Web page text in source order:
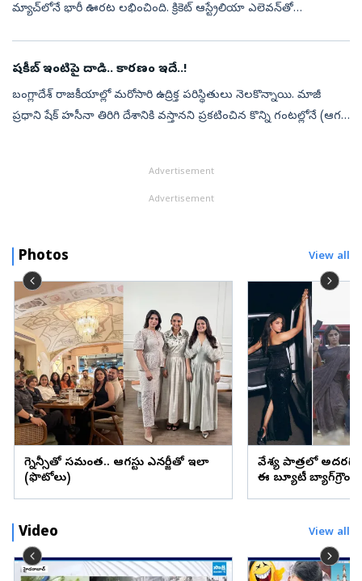
మ్యాచ్‌లోనే భారీ ఊరట లభించింది. క్రికెట్‌ ఆస్ట్రేలియా ఎలెవన్‌తో
షకీబ్‌ ఇంటిపై దాడి.. కారణం ఇదే..!
బంగ్లాదేశ్‌ రాజకీయాల్లో మరోసారి ఉద్రిక్త పరిస్థితులు నెలకొన్నాయి. మాజీ
ప్రధాని షేక్‌ హసీనా తిరిగి దేశానికి వస్తానని ప్రకటించిన కొన్ని గంటల్లోనే (ఆగస్ట్‌
Advertisement
Advertisement
Photos View all
ప్రెగ్నెన్సీతో సమంత.. ఆగస్టు ఎనర్జీతో ఇలా
(ఫొటోలు)
వేశ్య పాత్రలో
ఈ బ్యూటీ
Video View all